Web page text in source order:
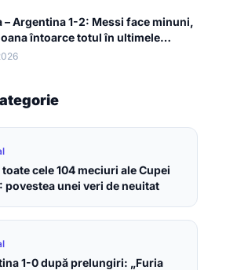
– Argentina 1-2: Messi face minuni,
întoarce totul în ultimele
și merge în finala Cupei Mondiale
cele 104 meciuri ale Cupei
povestea unei veri de neuitat
1-0 după prelungiri: „Furia